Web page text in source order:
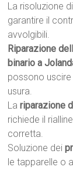
La risoluzione
garantire il
avvolgibili.
Riparazione
binario a
possono
usura.
Lariparazione
richiede il
corretta.
Soluzione dei
le tapparelle o